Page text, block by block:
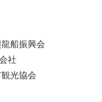
船振興会
社
光協会